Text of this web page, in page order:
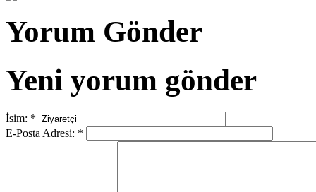
Yorum Gönder
Yeni yorum gönder
İsim: *
E-Posta Adresi: *